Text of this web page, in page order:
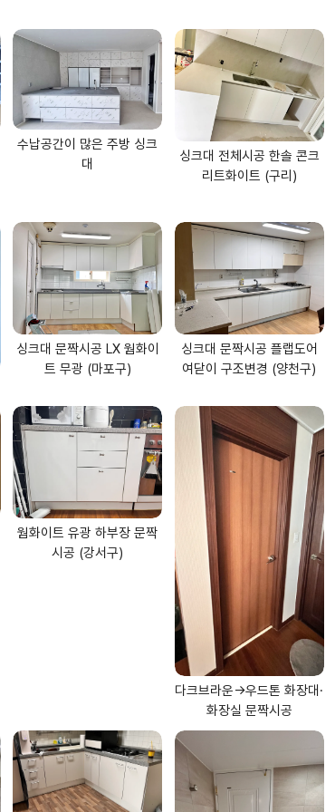
수납공간이 많은 주방 싱크
대
싱크대 전체시공 한솔 콘크
리트화이트 (구리)
싱크대 문짝시공 LX 웜화이
트 무광 (마포구)
싱크대 문짝시공 플랩도어
여닫이 구조변경 (양천구)
웜화이트 유광 하부장 문짝
시공 (강서구)
다크브라운→우드톤 화장대·
화장실 문짝시공